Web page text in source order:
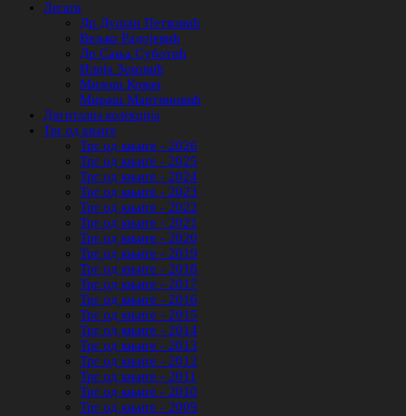
Легати
Др Душан Петковић
Вељко Радојевић
Др Сања Суботић
Илија Зековић
Милош Ковач
Мираш Мартиновић
Дигитална колекција
Трг од књиге
Трг од књиге - 2026
Трг од књиге - 2025
Трг од књиге - 2024
Трг од књиге - 2023
Трг од књиге - 2022
Трг од књиге - 2021
Трг од књиге - 2020
Трг од књиге - 2019
Трг од књиге - 2018
Трг од књиге - 2017
Трг од књиге - 2016
Трг од књиге - 2015
Трг од књиге - 2014
Трг од књиге - 2013
Трг од књиге - 2012
Трг од књиге - 2011
Трг од књиге - 2010
Трг од књиге - 2009